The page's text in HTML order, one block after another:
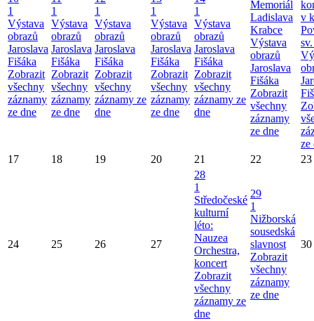
1
Výstava
obrazů
Jaroslava
Fišáka
Zobrazit
všechny
záznamy
ze dne
1
Výstava
obrazů
Jaroslava
Fišáka
Zobrazit
všechny
záznamy
ze dne
1
Výstava
obrazů
Jaroslava
Fišáka
Zobrazit
všechny
záznamy ze
dne
1
Výstava
obrazů
Jaroslava
Fišáka
Zobrazit
všechny
záznamy
ze dne
1
Výstava
obrazů
Jaroslava
Fišáka
Zobrazit
všechny
záznamy ze
dne
Memoriál
Ladislava
Krabce
Výstava
obrazů
Jaroslava
Fišáka
Zobrazit
všechny
záznamy
ze dne
v
ze
17
18 19 20 21 22 23
24 25 26 27
28
1
Středočeské
kulturní
léto:
Nauzea
Orchestra,
koncert
Zobrazit
všechny
záznamy ze
dne
29
1
Nižborská
sousedská
slavnost
Zobrazit
všechny
záznamy
ze dne
30